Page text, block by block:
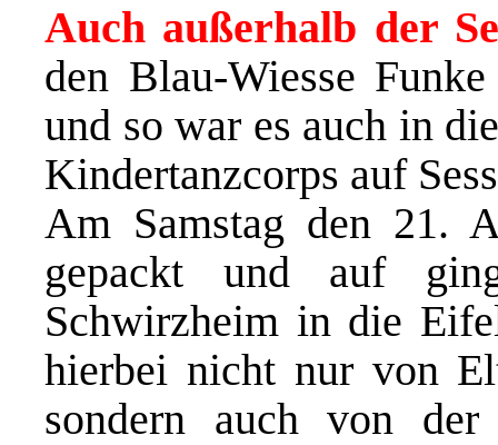
Auch außerhalb der
den Blau-Wiesse Funke
und so war es auch in
Kindertanzcorps auf
Am Samstag den 21.
gepackt und auf
Schwirzheim in die
hierbei nicht nur von
sondern auch von der